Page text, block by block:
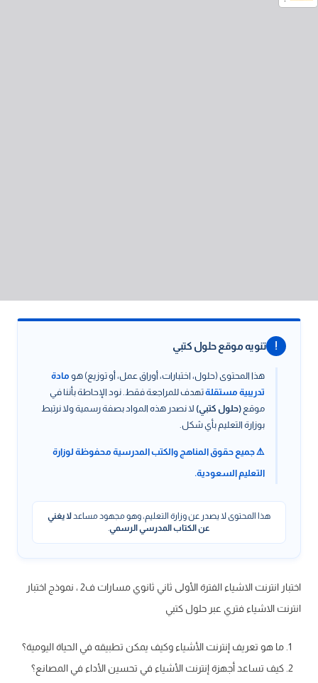
! تنويه موقع حلول كتبي
هذا المحتوى (حلول، اختبارات، أوراق عمل، أو توزيع) هو مادة
تدريبية مستقلةتهدف للمراجعة فقط. نود الإحاطة بأننا في
موقع (حلول كتبي) لا نصدر هذه المواد بصفة رسمية ولا نرتبط
بوزارة التعليم بأي شكل.
⚠️ جميع حقوق المناهج والكتب المدرسية محفوظة لوزارة
التعليم السعودية.
هذا المحتوى لا يصدر عن وزارة التعليم، وهو مجهود مساعدلا يغني
عن الكتاب المدرسي الرسمي.
اختبار انترنت الاشياء الفترة الأولى ثاني ثانوي مسارات ف2 ، نموذج اختبار
انترنت الاشياء فتري عبر حلول كتبي
ما هو تعريف إنترنت الأشياء وكيف يمكن تطبيقه في الحياة اليومية؟
كيف تساعد أجهزة إنترنت الأشياء في تحسين الأداء في المصانع؟